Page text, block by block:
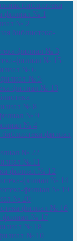
библиотека
филиал № 1
№ 2
библиотека-
филиал № 3
филиал № 15
№ 6
филиал № 5
филиал № 13
№ 8
№ 9
№ 4
библиотека-филиал
№ 22
№ 11
филиал № 12
филиал № 14
филиал № 19
№ 20
филиал № 16
филиал № 17
№ 18
филиал № 10